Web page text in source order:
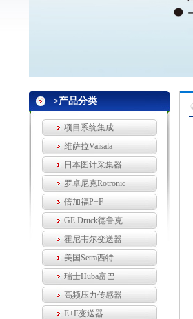
>产品分类
项目系统集成
维萨拉Vaisala
日本图计采集器
罗卓尼克Rotronic
倍加福P+F
GE Druck德鲁克
霍尼韦尔变送器
美国Setra西特
瑞士Huba富巴
高频压力传感器
E+E变送器